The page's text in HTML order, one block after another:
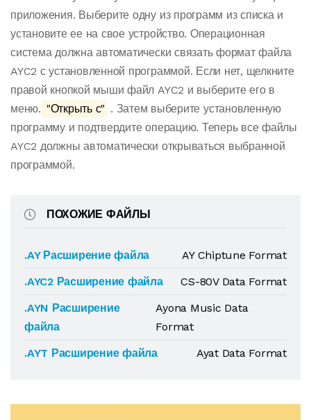
приложения. Выберите одну из программ из списка и
установите ее на свое устройство. Операционная
система должна автоматически связать формат файла
AYC2 с установленной программой. Если нет, щелкните
правой кнопкой мыши файл AYC2 и выберите его в
меню. "Открыть с" . Затем выберите установленную
программу и подтвердите операцию. Теперь все файлы
AYC2 должны автоматически открываться выбранной
программой.
ПОХОЖИЕ ФАЙЛЫ
.AY Расширение файла
AY Chiptune Format
.AYC2 Расширение файла
CS-80V Data Format
.AYN Расширение
файла
Ayona Music Data
Format
.AYT Расширение файла
Ayat Data Format